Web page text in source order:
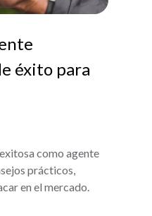
éxito para
como agente
prácticos,
en el mercado.